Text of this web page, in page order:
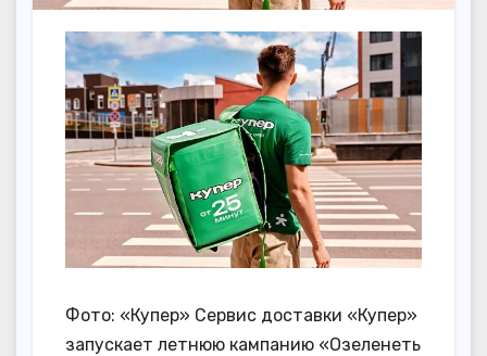
Фото: «Купер» Сервис доставки «Купер»
запускает летнюю кампанию «Озеленеть